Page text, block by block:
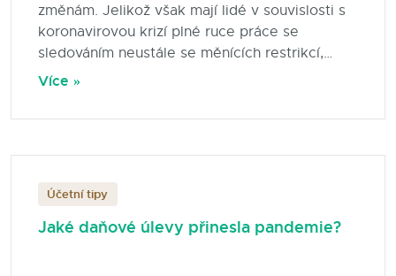
změnám. Jelikož však mají lidé v souvislosti s
koronavirovou krizí plné ruce práce se
sledováním neustále se měnících restrikcí,
nestihnou pojmout ještě změny v termínech
ani další novinky. Finanční správa v poslední
dezorientované veřejnosti.
Více »
Účetní tipy
Jaké daňové úlevy přinesla pandemie?